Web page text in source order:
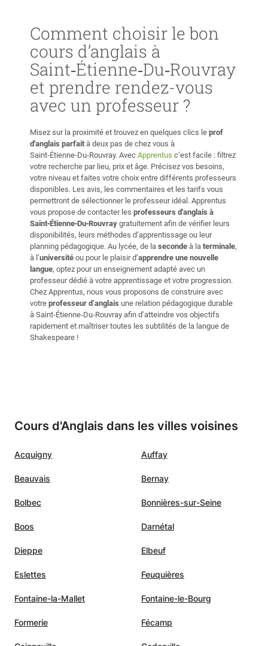
Comment choisir le bon
cours d’anglais à
Saint‑Étienne‑Du‑Rouvray
et prendre rendez-vous
avec un professeur ?
Misez sur la proximité et trouvez en quelques clics le prof
d'anglais parfait à deux pas de chez vous à
Saint‑Étienne‑Du‑Rouvray. Avec Apprentus c’est facile : filtrez
votre recherche par lieu, prix et âge. Précisez vos besoins,
votre niveau et faites votre choix entre différents professeurs
disponibles. Les avis, les commentaires et les tarifs vous
permettront de sélectionner le professeur idéal. Apprentus
vous propose de contacter les professeurs d'anglais à
Saint‑Étienne‑Du‑Rouvray gratuitement afin de vérifier leurs
disponibilités, leurs méthodes d’apprentissage ou leur
planning pédagogique. Au lycée, de la seconde à la terminale,
à l’université ou pour le plaisir d’apprendre une nouvelle
langue, optez pour un enseignement adapté avec un
professeur dédié à votre apprentissage et votre progression.
Chez Apprentus, nous vous proposons de construire avec
votre professeur d’anglais une relation pédagogique durable
à Saint‑Étienne‑Du‑Rouvray afin d’atteindre vos objectifs
rapidement et maîtriser toutes les subtilités de la langue de
Shakespeare !
Cours d'Anglais dans les villes voisines
Acquigny Auffay
Beauvais Bernay
Bolbec Bonnières-sur-Seine
Boos Darnétal
Dieppe Elbeuf
Eslettes Feuquières
Fontaine-la-Mallet Fontaine-le-Bourg
Formerie Fécamp